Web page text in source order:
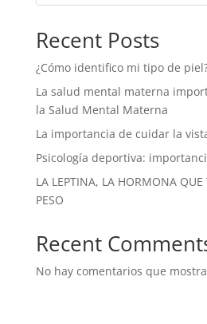
Recent Posts
¿Cómo identifico mi tipo de
La salud mental materna
la Salud Mental Materna
La importancia de cuidar la
Psicología deportiva:
LA LEPTINA, LA HORMONA QUE
PESO
Recent
No hay comentarios que